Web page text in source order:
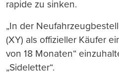
rapide zu sinken.
„In der
(XY) als offizieller Käufer
von 18 Monaten“
„Sideletter“.